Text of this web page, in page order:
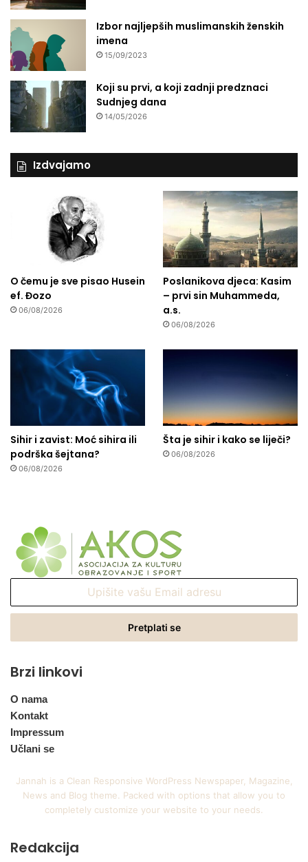
Izbor najljepših muslimanskih ženskih
imena
15/09/2023
Koji su prvi, a koji zadnji predznaci
Sudnjeg dana
14/05/2026
Izdvajamo
O čemu je sve pisao Husein
ef. Đozo
06/08/2026
Poslanikova djeca: Kasim
– prvi sin Muhammeda,
a.s.
06/08/2026
Sihir i zavist: Moć sihira ili
podrška šejtana?
06/08/2026
Šta je sihir i kako se liječi?
06/08/2026
Email
Brzi linkovi
O nama
Kontakt
Impressum
Učlani se
Jannah is a Clean Responsive WordPress Newspaper, Magazine,
News and Blog theme. Packed with options that allow you to
completely customize your website to your needs.
Redakcija